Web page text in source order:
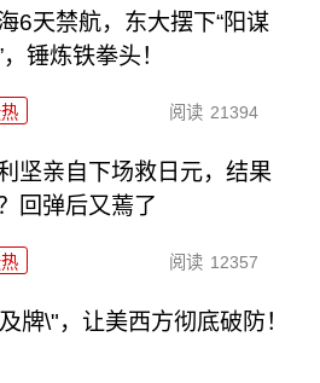
6天禁航，东大摆下“阳谋
，锤炼铁拳头！
阅读 21394
坚亲自下场救日元，结果
回弹后又蔫了
阅读 12357
牌\"，让美西方彻底破防！